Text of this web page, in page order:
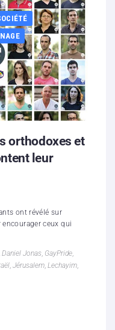
orthodoxes et
leur
ont révélé sur
ceux qui
Daniel Jonas GayPride
Jérusalem Lechayim